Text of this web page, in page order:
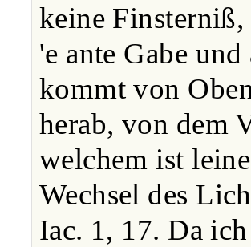
keine
'e ante Gabe
kommt von
herab, von dem
welchem ist
Wechsel des
Iac. 1, 17. Da